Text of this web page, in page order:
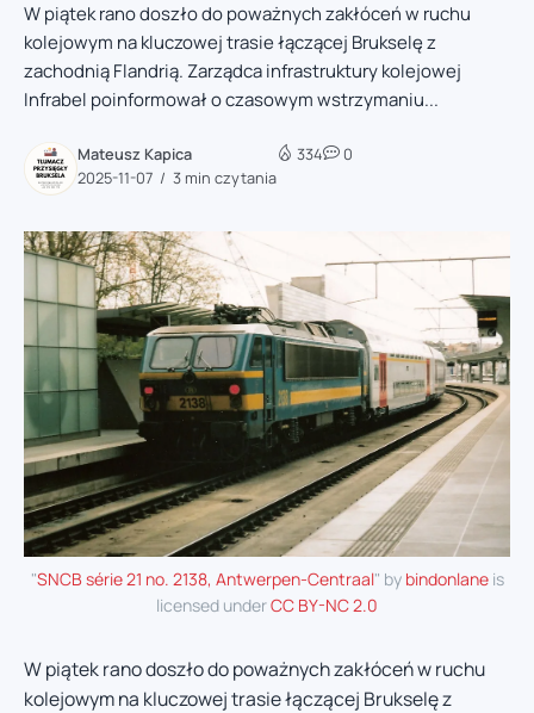
W piątek rano doszło do poważnych zakłóceń w ruchu
kolejowym na kluczowej trasie łączącej Brukselę z
zachodnią Flandrią. Zarządca infrastruktury kolejowej
Infrabel poinformował o czasowym wstrzymaniu...
Mateusz Kapica
2025-11-07
3 min czytania
334 0
"SNCB série 21 no. 2138, Antwerpen-Centraal" by bindonlaneis
licensed underCC BY-NC 2.0
W piątek rano doszło do poważnych zakłóceń w ruchu
kolejowym na kluczowej trasie łączącej Brukselę z